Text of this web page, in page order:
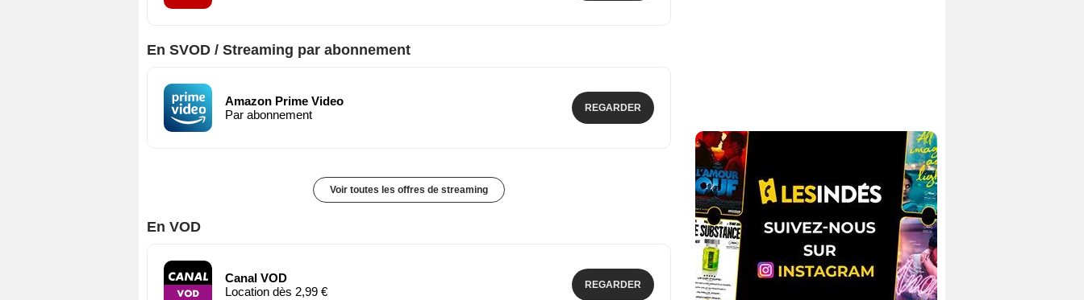
En SVOD / Streaming par abonnement
Amazon Prime Video
Par abonnement
REGARDER
Voir toutes les offres de streaming
En VOD
Canal VOD
Location dès 2,99 €
REGARDER